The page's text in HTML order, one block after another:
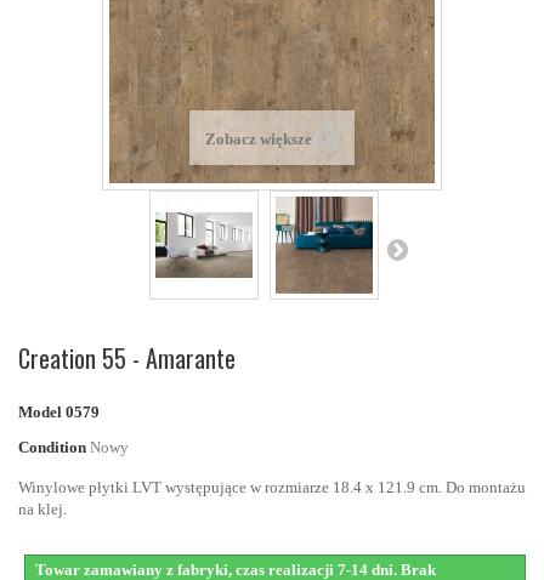
Zobacz większe
Creation 55 - Amarante
Model 0579
Condition Nowy
Winylowe płytki LVT występujące w rozmiarze 18.4 x 121.9 cm. Do montażu
na klej.
Towar zamawiany z fabryki, czas realizacji 7-14 dni. Brak